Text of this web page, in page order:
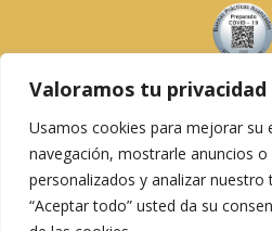
Valoramos tu privacidad
Usamos cookies para mejorar su
navegación, mostrarle anuncios
personalizados y analizar nuestro
“Aceptar todo” usted da su
Copyright © 1966 –
Asadores, S.L.